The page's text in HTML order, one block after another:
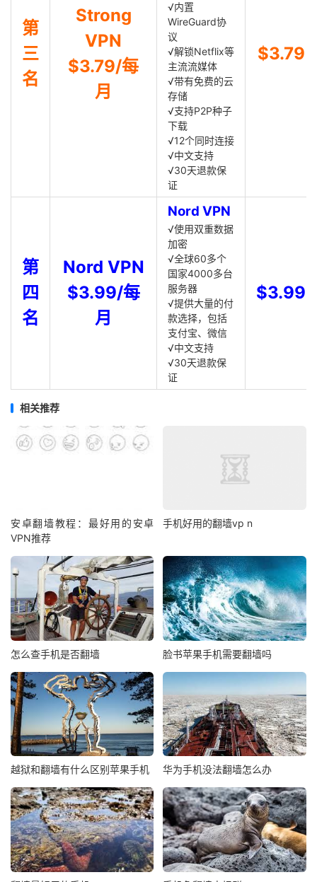
第
三
名
Strong
VPN
$3.79/每
月
√内置
WireGuard协
议
√解锁Netflix等
主流流媒体
√带有免费的云
存储
√支持P2P种子
下载
√12个同时连接
√中文支持
√30天退款保
证
$3.79
第
四
名
Nord VPN
$3.99/每
月
Nord VPN
√使用双重数据
加密
√全球60多个
国家4000多台
服务器
√提供大量的付
款选择，包括
支付宝、微信
√中文支持
√30天退款保
证
$3.99
相关推荐
安卓翻墙教程：最好用的安卓
VPN推荐
手机好用的翻墙vp n
怎么查手机是否翻墙 脸书苹果手机需要翻墙吗
越狱和翻墙有什么区别苹果手机 华为手机没法翻墙怎么办